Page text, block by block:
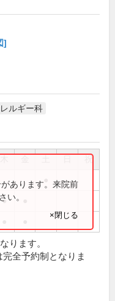
]
ルギー科
祝
●
あります。来院前
い。
×閉じる
ります。
全予約制となりま